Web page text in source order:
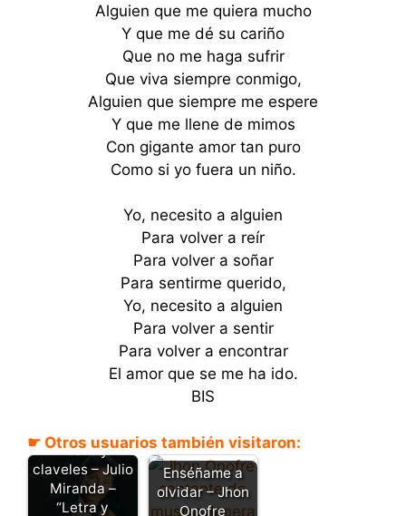
Alguien que me quiera mucho
Y que me dé su cariño
Que no me haga sufrir
Que viva siempre conmigo,
Alguien que siempre me espere
Y que me llene de mimos
Con gigante amor tan puro
Como si yo fuera un niño.
Yo, necesito a alguien
Para volver a reír
Para volver a soñar
Para sentirme querido,
Yo, necesito a alguien
Para volver a sentir
Para volver a encontrar
El amor que se me ha ido.
BIS
☛ Otros usuarios también visitaron:
Rosas y
claveles – Julio
Miranda –
“Letra y
Enséñame a
olvidar – Jhon
Onofre